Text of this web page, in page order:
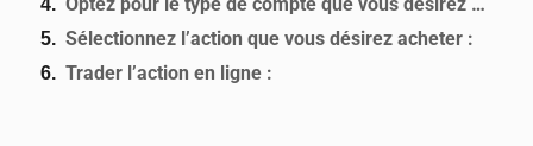
Sélectionnez l’action que vous désirez acheter :
Trader l’action en ligne :